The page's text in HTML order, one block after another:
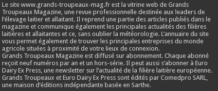
Le site www.grands-troupeaux-mag.fr est la vitrine web de Grands
Troupeaux Magazine, une revue professionnelle destinée aux leaders de
l’élevage laitier et allaitant. Il reprend une partie des articles publiés dans le
magazine et communique également les principales actualités des filières
laitières et allaitantes et ce, sans oublier la météorologie. L’annuaire du site
vous permet également de trouver les principales entreprises du monde
agricole situées à proximité de votre lieux de connexion.
Grands Troupeaux Magazine est diffusé sur abonnement. Chaque abonné
reçoit neuf numéros par an et un hors-série. Il peut aussi s’abonner à Euro
Dairy Ex Press, une newsletter sur l’actualité de la filière laitière européenne.
Grands Troupeaux et Euro Dairy Ex Press sont édités par Comedpro SARL,
une maison d’éditions indépendante basée en Sarthe.